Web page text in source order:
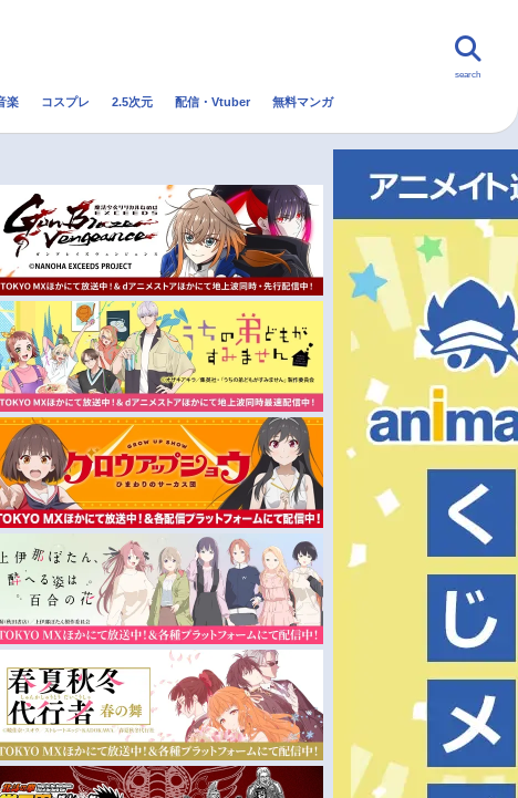
配信・Vtuber トレンド 無料マンガ
覧 秋アニメ
冬アニメ
search
楽 コスプレ 2.5次元 配信・Vtuber 無料マンガ